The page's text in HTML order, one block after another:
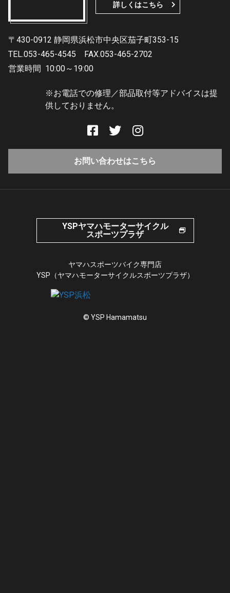
詳しくはこちら
〒430-0912 静岡県浜松市中央区茄子町353-15
TEL.053-465-4545
FAX.053-465-2702
営業時間 10:00～19:00
※お電話での修理／部品取付等アドバイスは提
供しておりません。
お問い合わせはこちら
YSPヤマハモーターサイクル
スポーツプラザ
ヤマハスポーツバイク専門店
YSP（ヤマハモーターサイクルスポーツプラザ）
© YSP Hamamatsu